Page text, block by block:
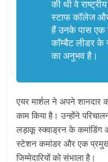
की थी वे
स्टाफ कॉलेज
हैं उनके पास एक
कॉम्बैट लीडर
का अनुभव है।
एयर मार्शल ने अपने शानदार
काम किया है। उन्होंने
लड़ाकू स्क्वाड्रन के कमांडिंग
स्टेशन कमांडर और एक
जिम्मेदारियों को संभाला है।